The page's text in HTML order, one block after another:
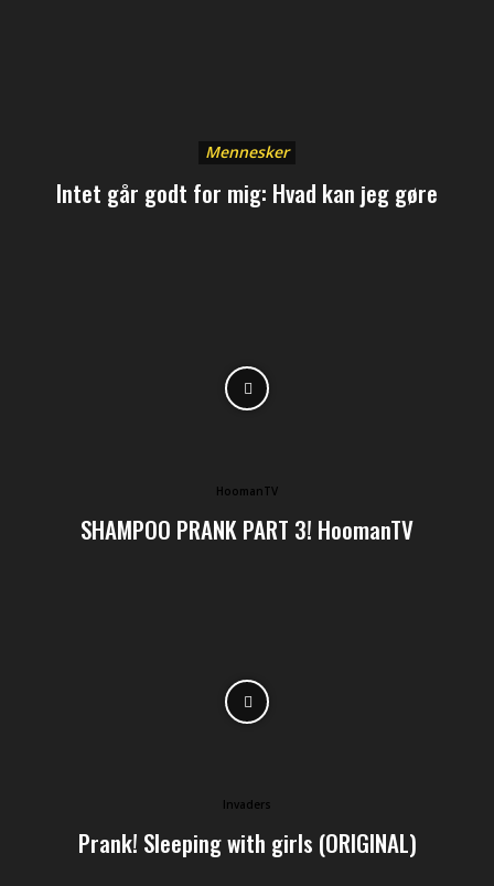
Mennesker
Intet går godt for mig: Hvad kan jeg gøre
HoomanTV
SHAMPOO PRANK PART 3! HoomanTV
Invaders
Prank! Sleeping with girls (ORIGINAL)